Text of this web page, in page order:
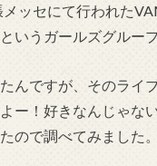
ッセにて行われた
というガールズグルー
んですが、そのライ
ー！好きなんじゃな
ので調べてみました。